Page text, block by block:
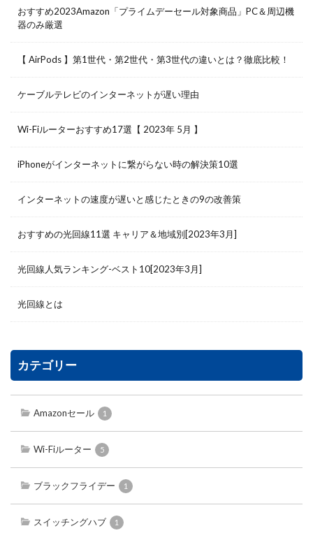
おすすめ2023Amazon「プライムデーセール対象商品」PC＆周辺機
器のみ厳選
【 AirPods 】第1世代・第2世代・第3世代の違いとは？徹底比較！
ケーブルテレビのインターネットが遅い理由
Wi-Fiルーターおすすめ17選【 2023年 5月 】
iPhoneがインターネットに繋がらない時の解決策10選
インターネットの速度が遅いと感じたときの9の改善策
おすすめの光回線11選 キャリア＆地域別[2023年3月]
光回線人気ランキング-ベスト10[2023年3月]
光回線とは
カテゴリー
Amazonセール 1
Wi-Fiルーター 5
ブラックフライデー 1
スイッチングハブ 1